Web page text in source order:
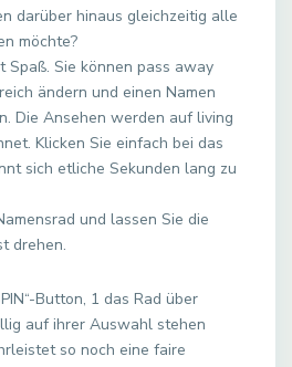
darüber hinaus gleichzeitig alle
möchte?
Spaß. Sie können pass away
ändern und einen Namen
Die Ansehen werden auf living
Klicken Sie einfach bei das
sich etliche Sekunden lang zu
und lassen Sie die
drehen.
Button, 1 das Rad über
auf ihrer Auswahl stehen
so noch eine faire